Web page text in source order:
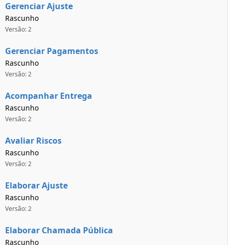
Gerenciar Ajuste
Rascunho
Versão: 2
Gerenciar Pagamentos
Rascunho
Versão: 2
Acompanhar Entrega
Rascunho
Versão: 2
Avaliar Riscos
Rascunho
Versão: 2
Elaborar Ajuste
Rascunho
Versão: 2
Elaborar Chamada Pública
Rascunho